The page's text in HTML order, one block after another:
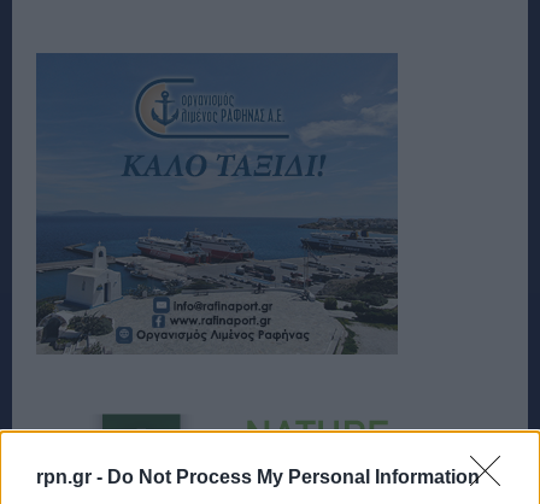
rpn.gr - Do Not Process My Personal Information